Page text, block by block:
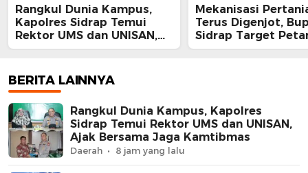
Rangkul Dunia Kampus,
Kapolres Sidrap Temui
Rektor UMS dan UNISAN,
Ajak Bersama Jaga
Mekanisasi
Terus Digenjot,
Sidrap Target
Panen Tiga Kali
BERITA LAINNYA
Rangkul Dunia Kampus, Kapolres
Sidrap Temui Rektor UMS dan UNISAN,
Ajak Bersama Jaga Kamtibmas
Daerah 8 jam yang lalu